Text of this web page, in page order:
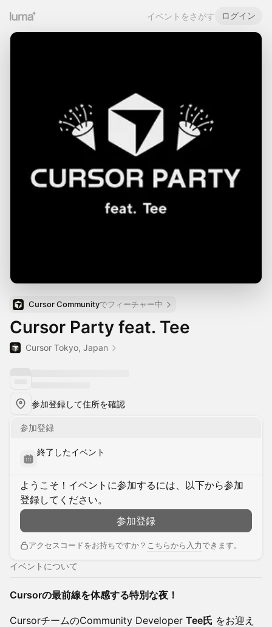
イベントをさがす ログイン
Cursor Communityでフィーチャー中
Cursor Party feat. Tee
Cursor Tokyo, Japan
参加登録して住所を確認
参加登録
終了したイベント
ようこそ！イベントに参加するには、以下から参加
登録してください。
参加登録
アクセスコードをお持ちですか？ こちらから入力できます。
イベントについて
Cursorの最前線を体感する特別な夜！
CursorチームのCommunity Developer Tee氏 をお迎え